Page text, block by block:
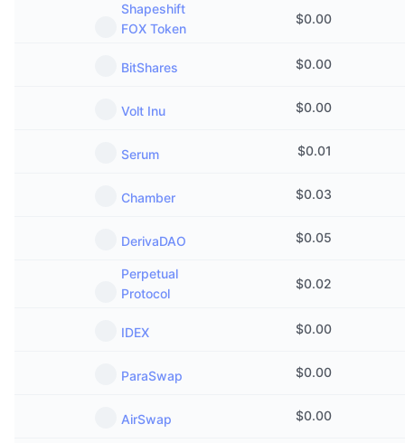
Shapeshift
FOX Token
$0.00
BitShares $0.00
Volt Inu $0.00
Serum $0.01
Chamber $0.03
DerivaDAO $0.05
Perpetual
Protocol
$0.02
IDEX $0.00
ParaSwap $0.00
AirSwap $0.00